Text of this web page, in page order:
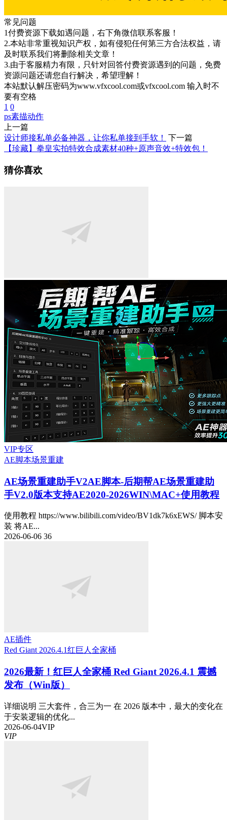
常见问题
1付费资源下载如遇问题，右下角微信联系客服！
2.本站非常重视知识产权，如有侵犯任何第三方合法权益，请
及时联系我们将删除相关文章！
3.由于客服精力有限，只针对回答付费资源遇到的问题，免费
资源问题还请您自行解决，希望理解！
本站默认解压密码为www.vfxcool.com或vfxcool.com 输入时不
要有空格
1 0
ps素描动作
上一篇
设计师接私单必备神器，让你私单接到手软！
下一篇
【珍藏】拳皇实拍特效合成素材40种+原声音效+特效包！
猜你喜欢
VIP专区
AE脚本场景重建
AE场景重建助手V2AE脚本-后期帮AE场景重建助
手V2.0版本支持AE2020-2026WIN\MAC+使用教程
使用教程 https://www.bilibili.com/video/BV1dk7k6xEWS/ 脚本安
装 将AE...
2026-06-06 36
AE插件
Red Giant 2026.4.1红巨人全家桶
2026最新！红巨人全家桶 Red Giant 2026.4.1 震撼
发布（Win版）
详细说明 三大套件，合三为一 在 2026 版本中，最大的变化在
于安装逻辑的优化...
2026-06-04VIP
VIP